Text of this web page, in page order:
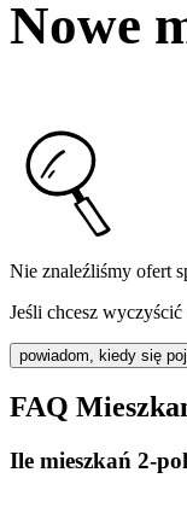
Nowe
Nie znaleźliśmy ofert
Jeśli chcesz
powiadom, kiedy się
FAQ
Ile mieszkań 2-